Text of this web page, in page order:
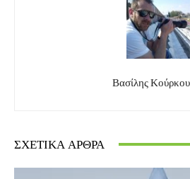
Βασίλης
ΣΧΕΤΙΚΆ ΆΡΘΡΑ